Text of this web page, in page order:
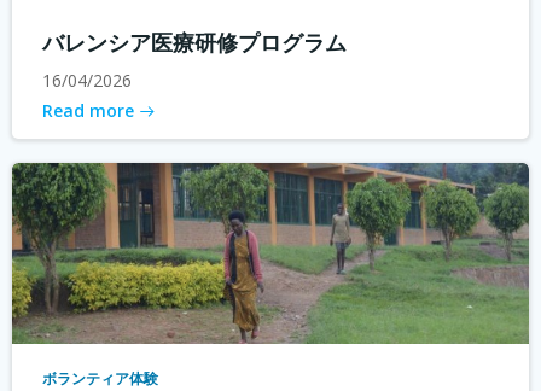
バレンシア医療研修プログラム
16/04/2026
Read more
ボランティア体験